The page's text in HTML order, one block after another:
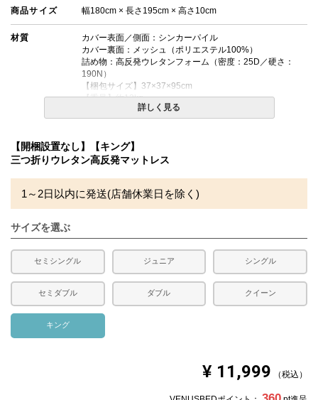
商品サイズ 幅180cm × 長さ195cm × 高さ10cm
材質
カバー表面／側面：シンカーパイル
カバー裏面：メッシュ（ポリエステル100%）
詰め物：高反発ウレタンフォーム（密度：25D／硬さ：
190N）
【梱包サイズ】37×37×95cm
【重量】約13kg
※北海道・沖縄・離島等一部地域へのお届けは別途送料が
発生する場合がございます。また、発送予定も変更になる
が、閲覧環境により誤差がでる場合がございますのでご了
承ください。
詳しく見る
【開梱設置なし】【キング】
三つ折りウレタン高反発マットレス
1～2日以内に発送(店舗休業日を除く)
サイズを選ぶ
セミシングル ジュニア シングル
セミダブル ダブル クイーン
キング
¥ 11,999 税込